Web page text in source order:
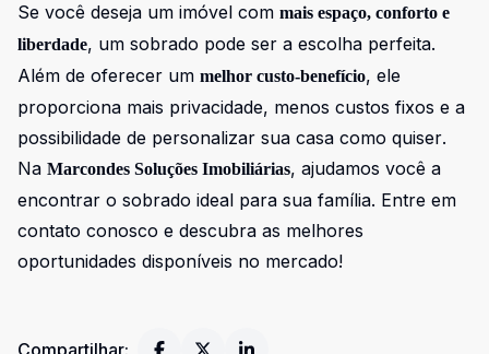
Se você deseja um imóvel com mais espaço, conforto e
liberdade, um sobrado pode ser a escolha perfeita.
Além de oferecer um melhor custo-benefício, ele
proporciona mais privacidade, menos custos fixos e a
possibilidade de personalizar sua casa como quiser.
Na Marcondes Soluções Imobiliárias, ajudamos você a
encontrar o sobrado ideal para sua família. Entre em
contato conosco e descubra as melhores
oportunidades disponíveis no mercado!
Compartilhar: